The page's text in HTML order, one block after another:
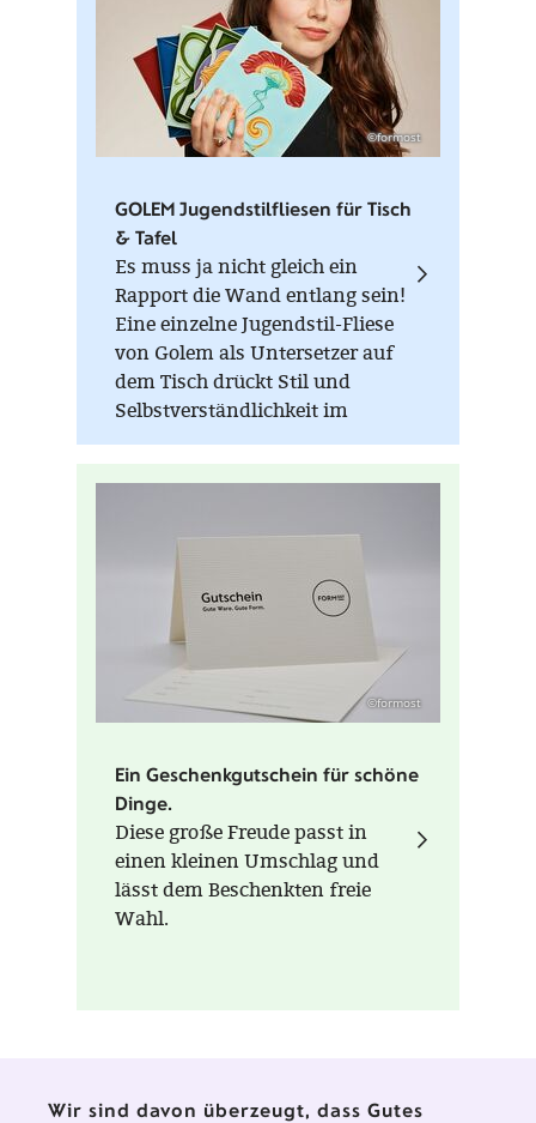
©formost
GOLEM Jugendstilfliesen für Tisch
& Tafel
Es muss ja nicht gleich ein
Rapport die Wand entlang sein!
Eine einzelne Jugendstil-Fliese
von Golem als Untersetzer auf
dem Tisch drückt Stil und
Selbstverständlichkeit im
täglichen Gebrauch aus.
©formost
Ein Geschenkgutschein für schöne
Dinge.
Diese große Freude passt in
einen kleinen Umschlag und
lässt dem Beschenkten freie
Wahl.
Wir sind davon überzeugt, dass Gutes